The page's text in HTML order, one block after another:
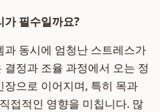
가 필수일까요?
동시에 엄청난 스트레스가
정과 조율 과정에서 오는 정
으로 이어지며, 특히 목과
접적인 영향을 미칩니다. 많